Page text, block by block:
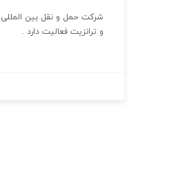
و ترانزیت فعالیت دارد .